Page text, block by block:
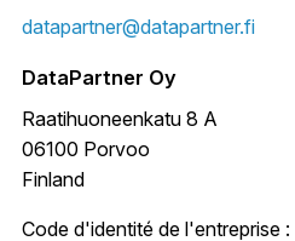
datapartner@datapartner.fi
DataPartner Oy
Raatihuoneenkatu 8 A
06100 Porvoo
Finland
Code d'identité de l'entreprise :